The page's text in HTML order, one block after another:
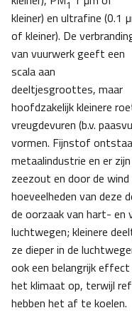
1
kleiner) en ultrafine (0.1
of kleiner). De
van vuurwerk geeft een
scala aan
deeltjesgroottes, maar
hoofdzakelijk kleinere
vreugdevuren (b.v.
vormen. Fijnstof
metaalindustrie en er
zeezout en door de
hoeveelheden van deze
de oorzaak van hart- en
luchtwegen; kleinere
ze dieper in de
ook een belangrijk
het klimaat op, terwijl
hebben het af te koelen.